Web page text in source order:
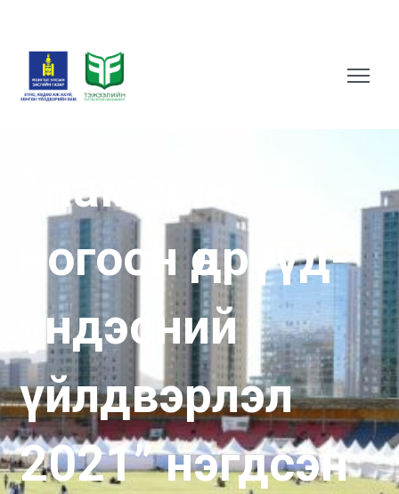
“Намрын
ногоон өдрүүд-
үндэсний
үйлдвэрлэл
2021” нэгдсэн